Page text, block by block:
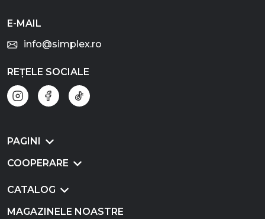
E-MAIL
info@simplex.ro
REȚELE SOCIALE
PAGINI
COOPERARE
CATALOG
MAGAZINELE NOASTRE